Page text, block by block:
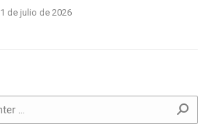
1 de julio de 2026